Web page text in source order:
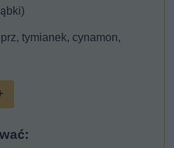
tymianek, cynamon,